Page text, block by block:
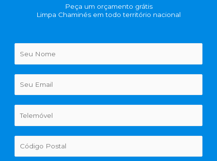
Peça um orçamento grátis
Limpa Chaminés em todo território nacional